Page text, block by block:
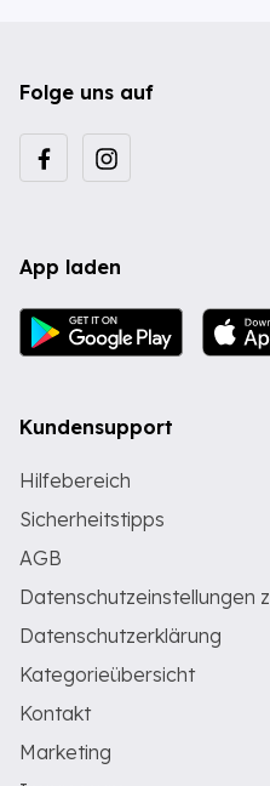
Folge uns auf
App laden
Kundensupport
Hilfebereich
Sicherheitstipps
AGB
Datenschutzeinstellungen
Datenschutzerklärung
Kategorieübersicht
Kontakt
Marketing